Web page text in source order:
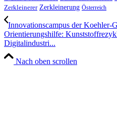
Zerkleinerer Zerkleinerung Österreich
Innovationscampus der Koehler-
Orientierungshilfe:
Digitalindustri...
Nach oben scrollen